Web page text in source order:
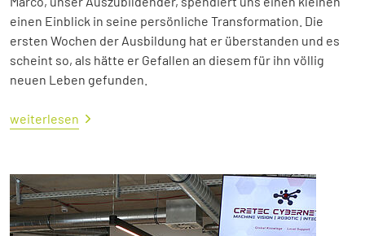
einen Einblick in seine persönliche Transformation. Die
ersten Wochen der Ausbildung hat er überstanden und es
scheint so, als hätte er Gefallen an diesem für ihn völlig
neuen Leben gefunden.
weiterlesen